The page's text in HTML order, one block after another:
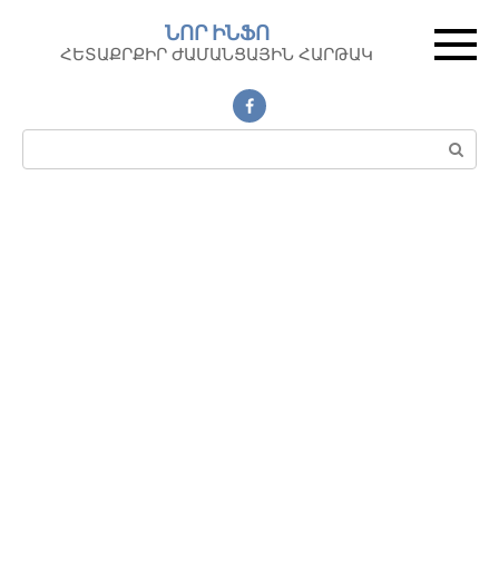
контенту
ՆՈՐ ԻՆՖՈ
ՀԵՏԱՔՐՔԻՐ ԺԱՄԱՆՑԱՅԻՆ ՀԱՐԹԱԿ
Поиск: